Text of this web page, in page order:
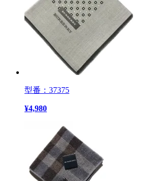
型番：37375
¥4,980